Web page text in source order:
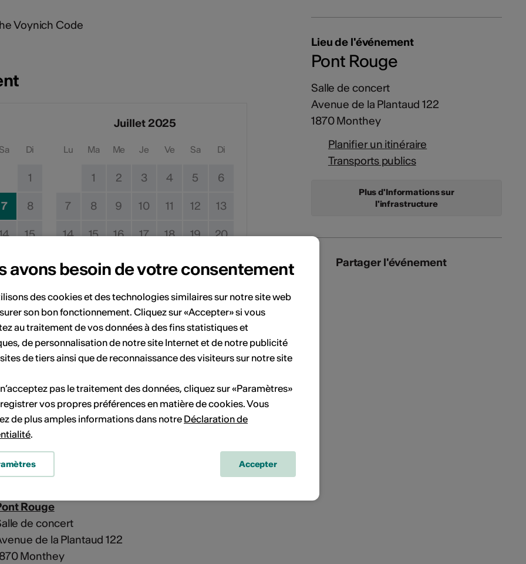
Voynich Code
Sa Di
1
7 8
15
29
Juillet 2025
Lu Ma Me Je Ve Sa Di
1 2 3 4 5 6
7 8 9 10 11 12 13
14 15 16 17 18 19 20
22 23
28 29 30 31
Pas de date de mise en œuvre
à votre calendrier.
Rouge
de concert
de la Plantaud 122
Monthey
Lieu de l'événement
Pont Rouge
Salle de concert
Avenue de la Plantaud 122
1870 Monthey
Planifier un itinéraire
Transports publics
Plus d'Informations sur
l'infrastructure
Partager l'événement
avons besoin de votre consentement
des cookies et des technologies similaires sur notre site web
son bon fonctionnement. Cliquez sur «Accepter» si vous
au traitement de vos données à des fins statistiques et
de personnalisation de notre site Internet et de notre publicité
de tiers ainsi que de reconnaissance des visiteurs sur notre site
pas le traitement des données, cliquez sur «Paramètres»
vos propres préférences en matière de cookies. Vous
de plus amples informations dans notre Déclaration de
.
Accepter